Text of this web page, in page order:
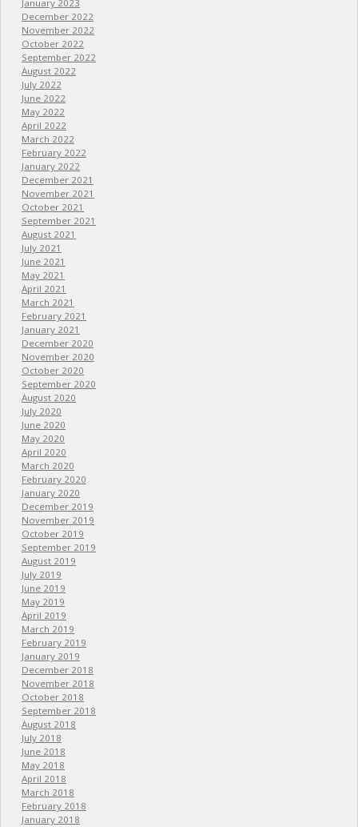
January 2023
December 2022
November 2022
October 2022
September 2022
August 2022
July 2022
June 2022
May 2022
April 2022
March 2022
February 2022
January 2022
December 2021
November 2021
October 2021
September 2021
August 2021
July 2021
June 2021
May 2021
April 2021
March 2021
February 2021
January 2021
December 2020
November 2020
October 2020
September 2020
August 2020
July 2020
June 2020
May 2020
April 2020
March 2020
February 2020
January 2020
December 2019
November 2019
October 2019
September 2019
August 2019
July 2019
June 2019
May 2019
April 2019
March 2019
February 2019
January 2019
December 2018
November 2018
October 2018
September 2018
August 2018
July 2018
June 2018
May 2018
April 2018
March 2018
February 2018
January 2018